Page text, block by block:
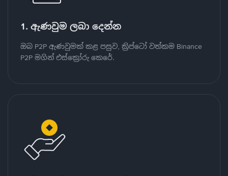
1. ඇණවුම ලබා දෙන්න
ඔබ P2P ඇණවුමක් කළ පසුව, ක්‍රිප්ටෝ වත්කම Binance
P2P මගින් එස්ක්‍රෝරු කෙරේ.